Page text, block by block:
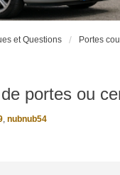
et Questions Portes
portes ou
, nubnub54